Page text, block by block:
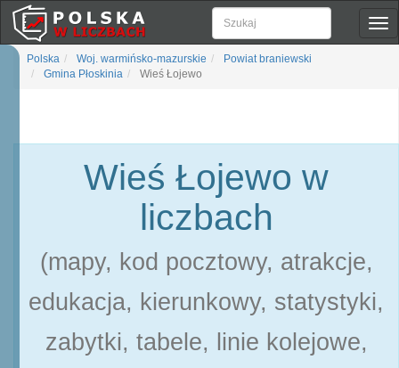
Polska Woj. warmińsko-mazurskie
Powiat braniewski
Gmina Płoskinia
Wieś Łojewo
Wieś Łojewo w
liczbach
(mapy, kod pocztowy, atrakcje,
edukacja, kierunkowy, statystyki,
zabytki, tabele, linie kolejowe,